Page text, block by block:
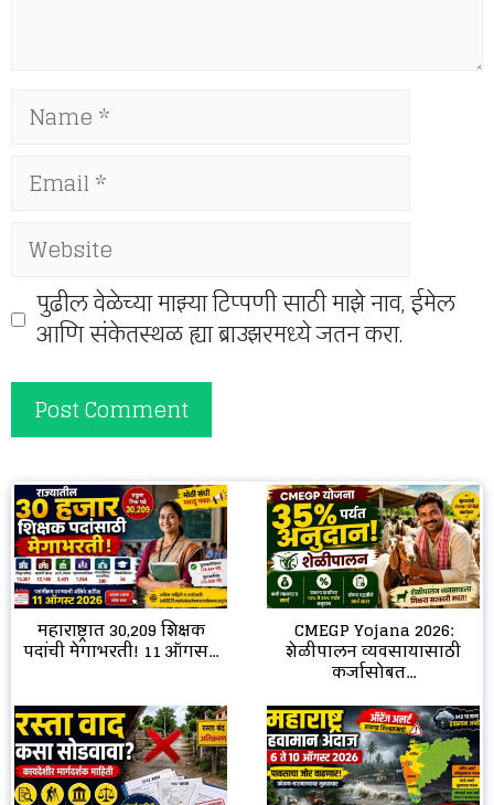
Name
Email
Website
पुढील वेळेच्या माझ्या टिप्पणी साठी माझे नाव, ईमेल
आणि संकेतस्थळ ह्या ब्राउझरमध्ये जतन करा.
महाराष्ट्रात 30,209 शिक्षक
पदांची मेगाभरती! 11 ऑगस...
CMEGP Yojana 2026:
शेळीपालन व्यवसायासाठी
कर्जासोबत...